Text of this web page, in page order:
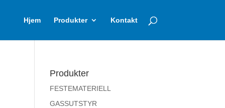
Hjem Produkter Kontakt
Produkter
FESTEMATERIELL
GASSUTSTYR